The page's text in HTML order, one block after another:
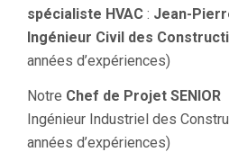
spécialiste HVAC : Jean-
Ingénieur Civil des
années d’expériences)
Notre Chef de Projet SENIOR
Ingénieur Industriel des
années d’expériences)